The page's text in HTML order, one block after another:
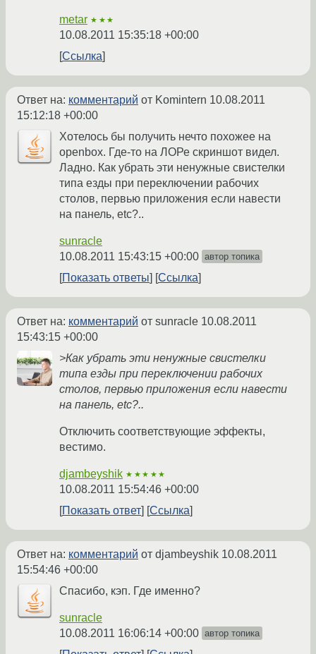
metar ★★★
10.08.2011 15:35:18 +00:00
Ссылка
Ответ на: комментарий от Komintern 10.08.2011
15:12:18 +00:00
Хотелось бы получить нечто похожее на
openbox. Где-то на ЛОРе скриншот видел.
Ладно. Как убрать эти ненужные свистелки
типа езды при переключении рабочих
столов, первью приложения если навести
на панель, etc?..
sunracle
10.08.2011 15:43:15 +00:00 автор топика
Показать ответы Ссылка
Ответ на: комментарий от sunracle 10.08.2011
15:43:15 +00:00
>Как убрать эти ненужные свистелки
типа езды при переключении рабочих
столов, первью приложения если навести
на панель, etc?..
Отключить соответствующие эффекты,
вестимо.
djambeyshik ★★★★★
10.08.2011 15:54:46 +00:00
Показать ответ
Ссылка
Ответ на: комментарий от djambeyshik 10.08.2011
15:54:46 +00:00
Спасибо, кэп. Где именно?
sunracle
10.08.2011 16:06:14 +00:00 автор топика